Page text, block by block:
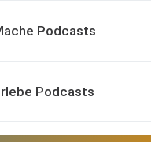
Podcasts
Podcasts